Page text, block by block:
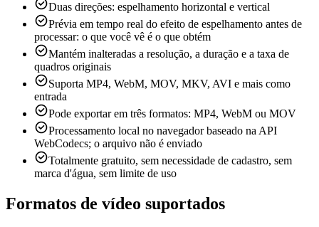
Duas direções: espelhamento horizontal e vertical
Prévia em tempo real do efeito de espelhamento antes de
processar: o que você vê é o que obtém
Mantém inalteradas a resolução, a duração e a taxa de
quadros originais
Suporta MP4, WebM, MOV, MKV, AVI e mais como
entrada
Pode exportar em três formatos: MP4, WebM ou MOV
Processamento local no navegador baseado na API
WebCodecs; o arquivo não é enviado
Totalmente gratuito, sem necessidade de cadastro, sem
marca d'água, sem limite de uso
Formatos de vídeo suportados